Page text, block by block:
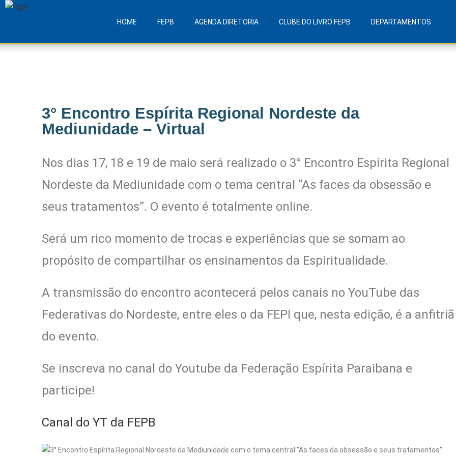
HOME FEPB AGENDA DIRETORIA CLUBE DO LIVRO FEPB DEPARTAMENTOS
3° Encontro Espírita Regional Nordeste da
Mediunidade – Virtual
Nos dias 17, 18 e 19 de maio será realizado o 3° Encontro Espírita Regional
Nordeste da Mediunidade com o tema central “As faces da obsessão e
seus tratamentos”. O evento é totalmente online.
Será um rico momento de trocas e experiências que se somam ao
propósito de compartilhar os ensinamentos da Espiritualidade.
A transmissão do encontro acontecerá pelos canais no YouTube das
Federativas do Nordeste, entre eles o da FEPI que, nesta edição, é a anfitriã
do evento.
Se inscreva no canal do Youtube da Federação Espírita Paraibana e
participe!
Canal do YT da FEPB